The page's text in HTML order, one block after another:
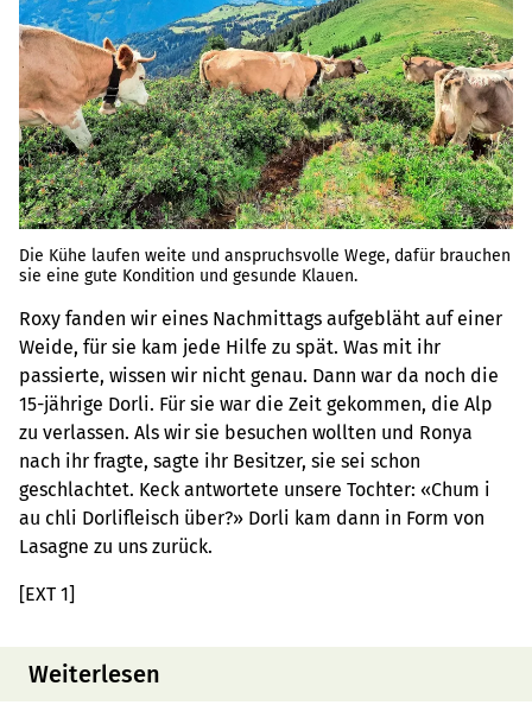
Die Kühe laufen weite und anspruchsvolle Wege, dafür brauchen
sie eine gute Kondition und gesunde Klauen.
Roxy fanden wir eines Nachmittags aufgebläht auf einer
Weide, für sie kam jede Hilfe zu spät. Was mit ihr
passierte, wissen wir nicht genau. Dann war da noch die
15-jährige Dorli. Für sie war die Zeit gekommen, die Alp
zu verlassen. Als wir sie besuchen wollten und Ronya
nach ihr fragte, sagte ihr Besitzer, sie sei schon
geschlachtet. Keck antwortete unsere Tochter: «Chum i
au chli Dorlifleisch über?» Dorli kam dann in Form von
Lasagne zu uns zurück.
[EXT 1]
Weiterlesen